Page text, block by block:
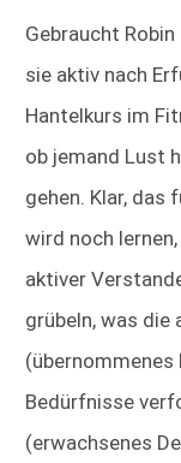
Gebraucht
sie aktiv nach
Hantelkurs im
ob jemand Lust
gehen. Klar, das
wird noch
aktiver
grübeln, was die
(übernommenes
Bedürfnisse
(erwachsenes